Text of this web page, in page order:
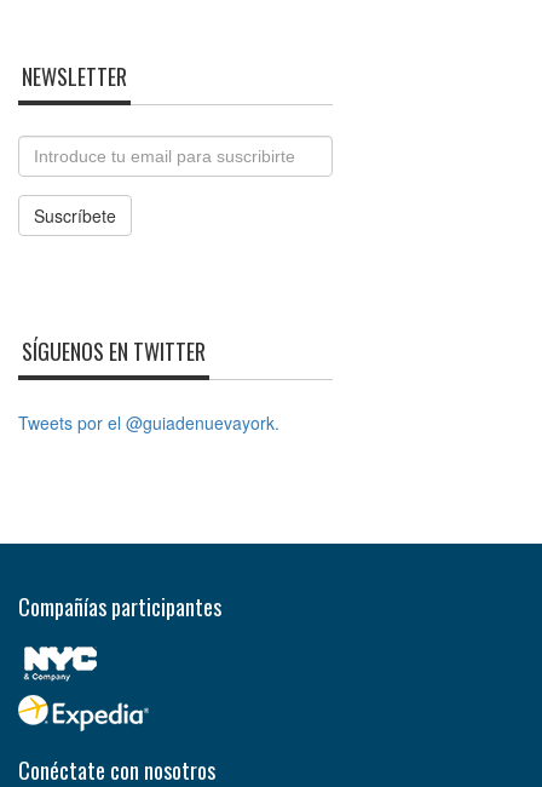
NEWSLETTER
Email
Suscríbete
SÍGUENOS EN TWITTER
Tweets por el @guiadenuevayork.
Compañías participantes
Conéctate con nosotros